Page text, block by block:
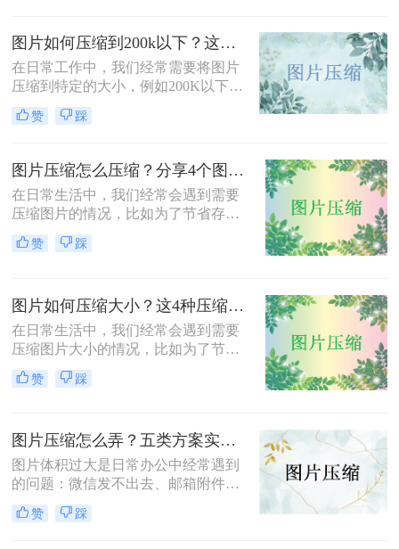
小的方法，旨在帮助用户根据实际需
求选择合适的压缩方式。
图片如何压缩到200k以下？这三种方法简单又高效！
在日常工作中，我们经常需要将图片
压缩到特定的大小，例如200K以下，
以满足电子邮件附件、网站上传或社
交媒体分享的要求。那么图片如何压
图片压缩到200K以下的有效方法，帮
助您轻松完成图片压缩，同时保持较
高的图片质量。
赞 踩
图片压缩怎么压缩？分享4个图片压缩方法！
在日常生活中，我们经常会遇到需要
压缩图片的情况，比如为了节省存储
空间、加快网页加载速度或减少文件
传输时间。那么图片压缩怎么压缩
时保持较高的图片质量。
赞 踩
图片如何压缩大小？这4种压缩方法请务必学会！
在日常生活中，我们经常会遇到需要
压缩图片大小的情况，比如为了节省
存储空间、加快网页加载速度或减少
文件传输时间。那么图片如何压缩大
缩，同时保持较高的图片质量。
赞 踩
图片压缩怎么弄？五类方案实测对比，一张表看懂怎么选！
图片体积过大是日常办公中经常遇到
的问题：微信发不出去、邮箱附件超
限、网页上传被拒、本地存储吃紧。
不同压缩方法在压缩率、画质损失、
赞 踩